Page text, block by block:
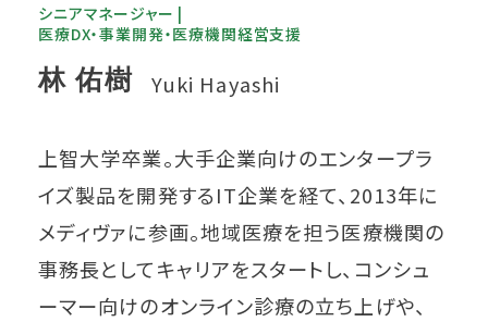
シニアマネージャー |
医療DX・事業開発・医療機関経営支援
林 佑樹 Yuki Hayashi
上智大学卒業。大手企業向けのエンタープラ
イズ製品を開発するIT企業を経て、2013年に
メディヴァに参画。地域医療を担う医療機関の
事務長としてキャリアをスタートし、コンシュ
ーマー向けのオンライン診療の立ち上げや、